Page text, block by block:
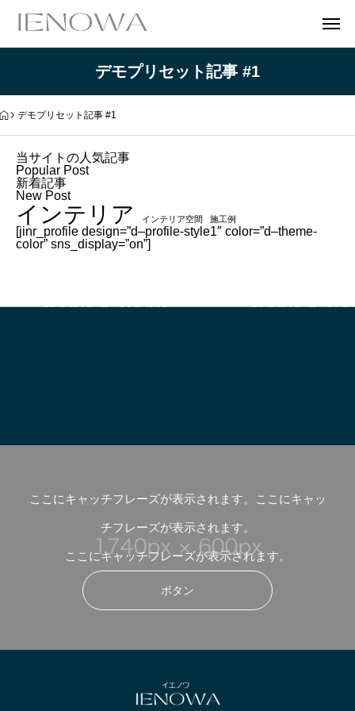
デモプリセット記事 #1
デモプリセット記事 #1
当サイトの人気記事
Popular Post
新着記事
New Post
インテリア インテリア空間 施工例
[jinr_profile design=”d–profile-style1″ color=”d–theme-
color” sns_display=”on”]
ここにキャッチフレーズが表示されます。ここにキャッ
チフレーズが表示されます。
ここにキャッチフレーズが表示されます。
ボタン